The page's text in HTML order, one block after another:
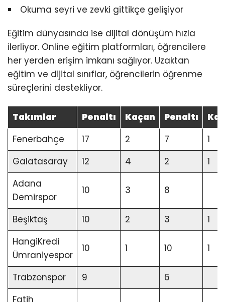
Okuma seyri ve zevki gittikçe gelişiyor
Eğitim dünyasında ise dijital dönüşüm hızla
ilerliyor. Online eğitim platformları, öğrencilere
her yerden erişim imkanı sağlıyor. Uzaktan
eğitim ve dijital sınıflar, öğrencilerin öğrenme
süreçlerini destekliyor.
Takımlar Penaltı Kaçan Penaltı
Fenerbahçe
17 2 7
1
Galatasaray
12 4 2
1
Adana
Demirspor
10 3 8
Beşiktaş 10 2 3
1
HangiKredi
Ümraniyespor
10 1 10 1
Trabzonspor 9
6